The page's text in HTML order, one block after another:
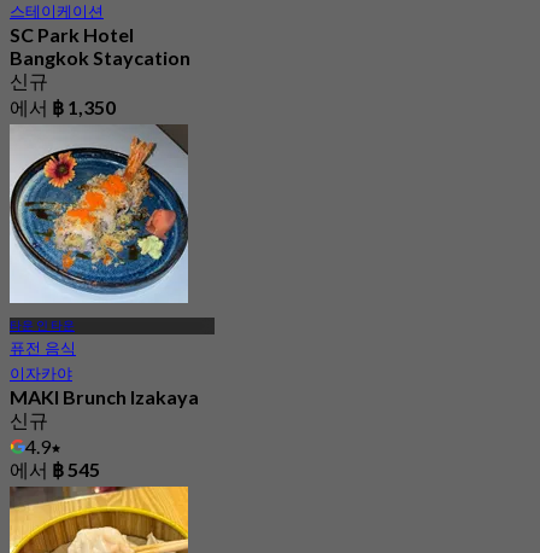
스테이케이션
SC Park Hotel
Bangkok Staycation
신규
에서 ฿ 1,350
타운 인 타운
퓨전 음식
이자카야
MAKI Brunch Izakaya
신규
4.9
에서 ฿ 545